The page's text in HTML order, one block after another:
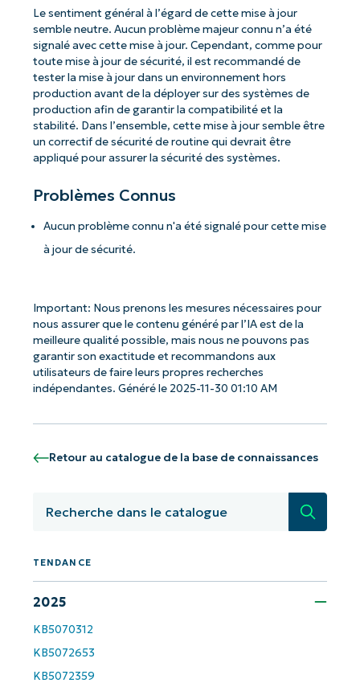
Le sentiment général à l’égard de cette mise à jour
semble neutre. Aucun problème majeur connu n’a été
signalé avec cette mise à jour. Cependant, comme pour
toute mise à jour de sécurité, il est recommandé de
tester la mise à jour dans un environnement hors
production avant de la déployer sur des systèmes de
production afin de garantir la compatibilité et la
stabilité. Dans l’ensemble, cette mise à jour semble être
un correctif de sécurité de routine qui devrait être
appliqué pour assurer la sécurité des systèmes.
Problèmes Connus
Aucun problème connu n'a été signalé pour cette mise
à jour de sécurité.
Important: Nous prenons les mesures nécessaires pour
nous assurer que le contenu généré par l’IA est de la
meilleure qualité possible, mais nous ne pouvons pas
garantir son exactitude et recommandons aux
utilisateurs de faire leurs propres recherches
indépendantes. Généré le 2025-11-30 01:10 AM
Retour au catalogue de la base de connaissances
TENDANCE
2025
KB5070312
KB5072653
KB5072359
Commencez avec les analyses de KB
and
last